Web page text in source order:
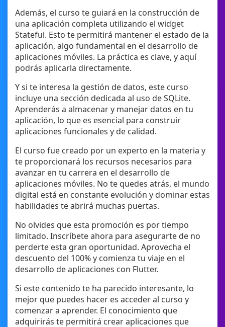
Además, el curso te guiará en la construcción de
una aplicación completa utilizando el widget
Stateful. Esto te permitirá mantener el estado de la
aplicación, algo fundamental en el desarrollo de
aplicaciones móviles. La práctica es clave, y aquí
podrás aplicarla directamente.
Y si te interesa la gestión de datos, este curso
incluye una sección dedicada al uso de SQLite.
Aprenderás a almacenar y manejar datos en tu
aplicación, lo que es esencial para construir
aplicaciones funcionales y de calidad.
El curso fue creado por un experto en la materia y
te proporcionará los recursos necesarios para
avanzar en tu carrera en el desarrollo de
aplicaciones móviles. No te quedes atrás, el mundo
digital está en constante evolución y dominar estas
habilidades te abrirá muchas puertas.
No olvides que esta promoción es por tiempo
limitado. Inscríbete ahora para asegurarte de no
perderte esta gran oportunidad. Aprovecha el
descuento del 100% y comienza tu viaje en el
desarrollo de aplicaciones con Flutter.
Si este contenido te ha parecido interesante, lo
mejor que puedes hacer es acceder al curso y
comenzar a aprender. El conocimiento que
adquirirás te permitirá crear aplicaciones que